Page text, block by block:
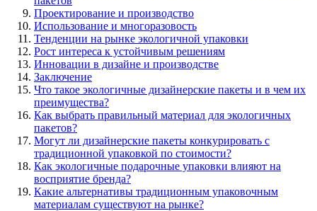
Проектирование и производство
Использование и многоразовость
Тенденции на рынке экологичной упаковки
Рост интереса к устойчивым решениям
Инновации в дизайне и производстве
Заключение
Что такое экологичные дизайнерские пакеты и в чем их
преимущества?
Как выбрать правильный материал для экологичных
пакетов?
Могут ли дизайнерские пакеты конкурировать с
традиционной упаковкой по стоимости?
Как экологичные подарочные упаковки влияют на
восприятие бренда?
Какие альтернативы традиционным упаковочным
материалам существуют на рынке?